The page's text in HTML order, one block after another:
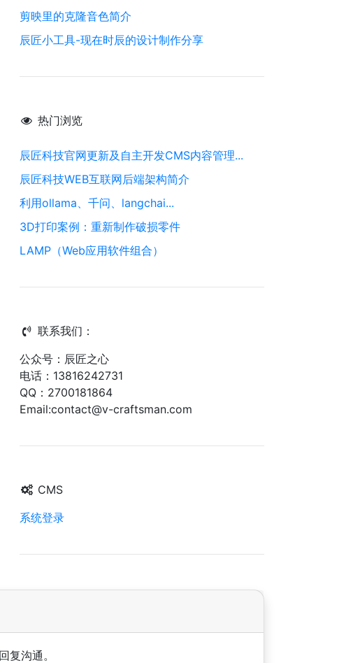
剪映里的克隆音色简介
辰匠小工具-现在时辰的设计制作分享
热门浏览
辰匠科技官网更新及自主开发CMS内容管理...
辰匠科技WEB互联网后端架构简介
利用ollama、千问、langchai...
3D打印案例：重新制作破损零件
LAMP（Web应用软件组合）
联系我们：
公众号：辰匠之心
电话：13816242731
QQ：2700181864
Email:contact@v-craftsman.com
CMS
系统登录
复沟通。